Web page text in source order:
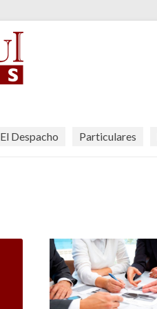
El Despacho Particulares